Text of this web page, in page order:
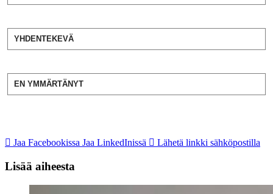
YHDENTEKEVÄ
EN YMMÄRTÄNYT
Jaa Facebookissa Jaa LinkedInissä Lähetä linkki sähköpostilla
Lisää aiheesta